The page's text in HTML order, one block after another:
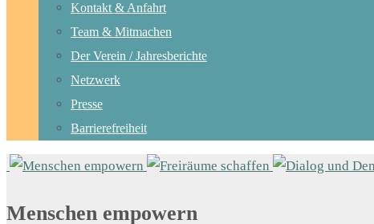
Kontakt & Anfahrt
Team & Mitmachen
Der Verein / Jahresberichte
Netzwerk
Presse
Barrierefreiheit
Menschen empowern